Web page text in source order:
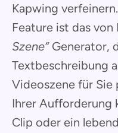
Kapwing
Feature ist das von
Szene“Generator,
Textbeschreibung
Videoszene für
Ihrer Aufforderung
Clip oder ein